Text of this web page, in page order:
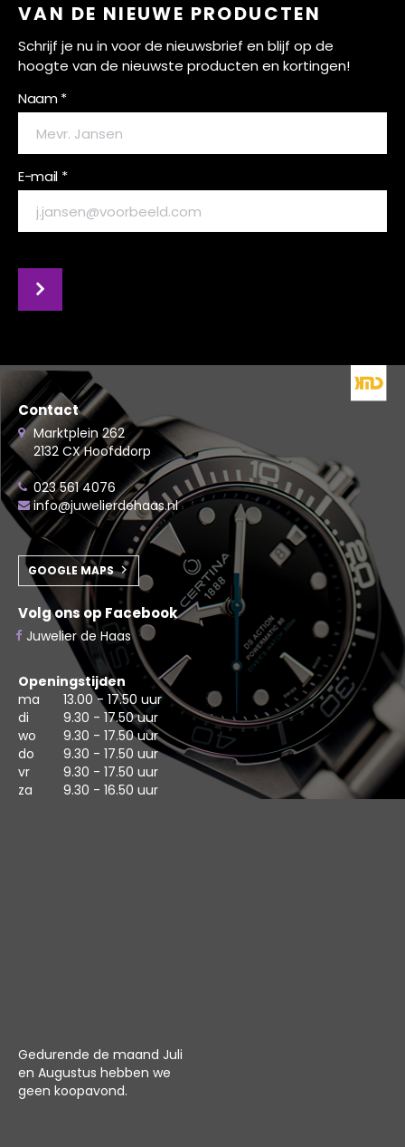
VAN DE NIEUWE PRODUCTEN
Schrijf je nu in voor de nieuwsbrief en blijf op de
hoogte van de nieuwste producten en kortingen!
Naam *
E-mail *
Contact
Marktplein 262
2132 CX Hoofddorp
023 561 4076
info@juwelierdehaas.nl
GOOGLE MAPS
Volg ons op Facebook
Juwelier de Haas
Openingstijden
ma
13.00 - 17.50 uur
di
9.30 - 17.50 uur
wo
9.30 - 17.50 uur
do
9.30 - 17.50 uur
vr
9.30 - 17.50 uur
za
9.30 - 16.50 uur
Gedurende de maand Juli
en Augustus hebben we
geen koopavond.